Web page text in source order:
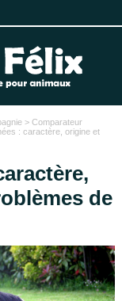
> Comparateur
: caractère, origine et
de